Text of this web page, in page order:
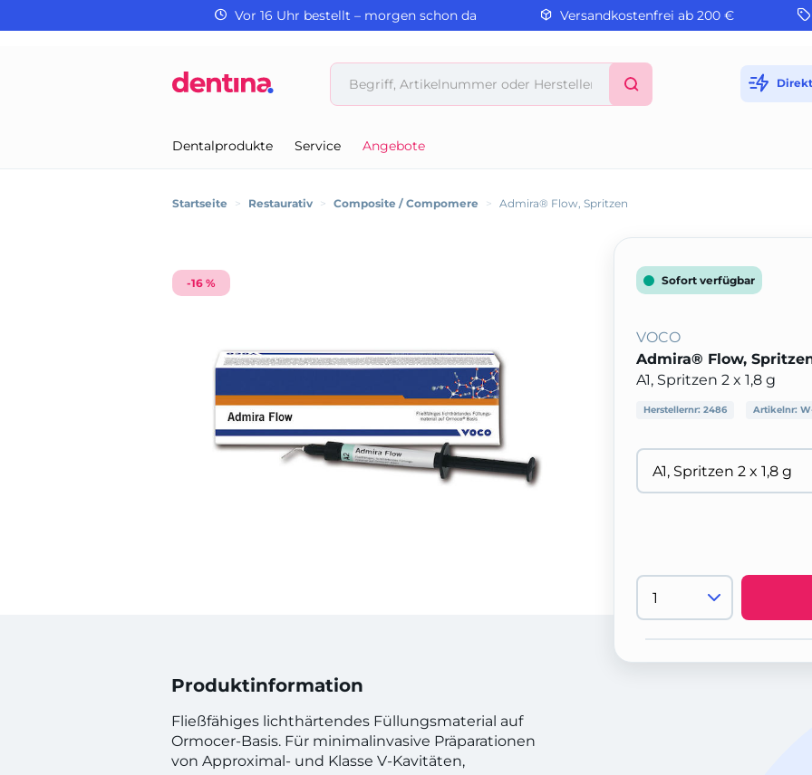
Vor 16 Uhr bestellt – morgen schon da Versandkostenfrei ab 200 €
Dentalprodukte Service Angebote
Startseite > Restaurativ > Composite / Compomere > Admira® Flow, Spritzen
-16 %
Produktinformation
Fließfähiges lichthärtendes Füllungsmaterial auf
Ormocer-Basis. Für minimalinvasive Präparationen
von Approximal- und Klasse V-Kavitäten,
Sofort verfügbar
VOCO
Admira® Flow,
A1, Spritzen 2 x 1,8 g
Herstellernr: 2486 Artikelnr: